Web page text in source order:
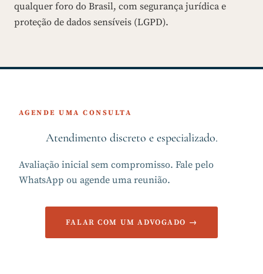
qualquer foro do Brasil, com segurança jurídica e
proteção de dados sensíveis (LGPD).
AGENDE UMA CONSULTA
Atendimento discreto e especializado.
Avaliação inicial sem compromisso. Fale pelo
WhatsApp ou agende uma reunião.
FALAR COM UM ADVOGADO →